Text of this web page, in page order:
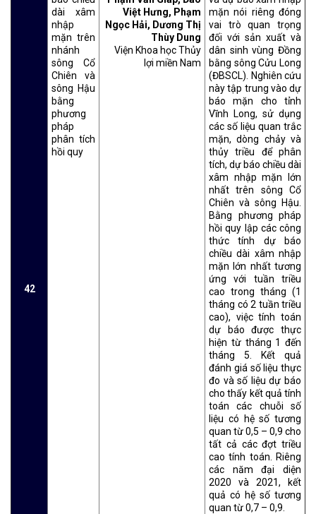
42
dài xâm
nhập
mặn trên
nhánh
sông Cổ
Chiên và
sông Hậu
bằng
phương
pháp
phân tích
hồi quy
Việt Hưng, Phạm
Ngọc Hải, Dương Thị
Thùy Dung
Viện Khoa học Thủy
lợi miền Nam
mặn nói riêng đóng
vai trò quan trọng
đối với sản xuất và
dân sinh vùng Đồng
bằng sông Cửu Long
(ĐBSCL). Nghiên cứu
này tập trung vào dự
báo mặn cho tỉnh
Vĩnh Long, sử dụng
các số liệu quan trắc
mặn, dòng chảy và
thủy triều để phân
tích, dự báo chiều dài
xâm nhập mặn lớn
nhất trên sông Cổ
Chiên và sông Hậu.
Bằng phương pháp
hồi quy lập các công
thức tính dự báo
chiều dài xâm nhập
mặn lớn nhất tương
ứng với tuần triều
cao trong tháng (1
tháng có 2 tuần triều
cao), việc tính toán
dự báo được thực
hiện từ tháng 1 đến
tháng 5. Kết quả
đánh giá số liệu thực
đo và số liệu dự báo
cho thấy kết quả tính
toán các chuỗi số
liệu có hệ số tương
quan từ 0,5 – 0,9 cho
tất cả các đợt triều
cao tính toán. Riêng
các năm đại diện
2020 và 2021, kết
quả có hệ số tương
quan từ 0,7 – 0,9.